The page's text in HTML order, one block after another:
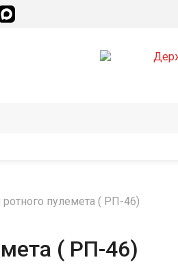
ротного пулемета ( РП-46)
( РП-46)